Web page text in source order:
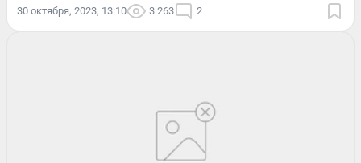
30 октября, 2023, 13:10 3 263 2